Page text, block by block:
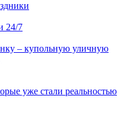
24/7
– купольную уличную
уже стали реальностью